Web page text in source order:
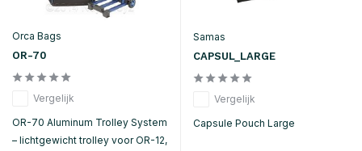
Orca Bags
OR-70
Vergelijk
OR-70 Aluminum Trolley System
– lichtgewicht trolley voor OR-12,
Samas
CAPSUL_LARGE
Vergelijk
Capsule Pouch Large